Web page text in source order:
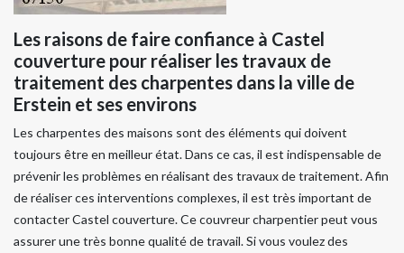
Les raisons de faire confiance à Castel
couverture pour réaliser les travaux de
traitement des charpentes dans la ville de
Erstein et ses environs
Les charpentes des maisons sont des éléments qui doivent
toujours être en meilleur état. Dans ce cas, il est indispensable de
prévenir les problèmes en réalisant des travaux de traitement. Afin
de réaliser ces interventions complexes, il est très important de
contacter Castel couverture. Ce couvreur charpentier peut vous
assurer une très bonne qualité de travail. Si vous voulez des